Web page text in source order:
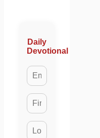
Daily
Devotional